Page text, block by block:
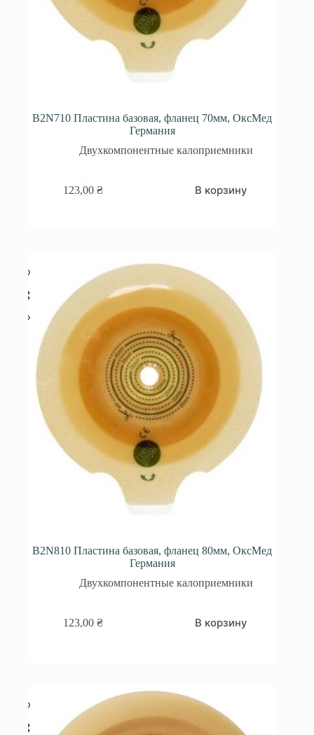
B2N710 Пластина базовая, фланец 70мм, ОксМед
Германия
Двухкомпонентные калоприемники
123,00₴ В корзину
B2N810 Пластина базовая, фланец 80мм, ОксМед
Германия
Двухкомпонентные калоприемники
123,00₴ В корзину